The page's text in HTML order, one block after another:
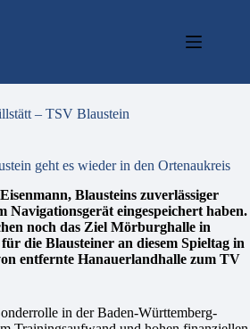
– TSV Blaustein
geht es wieder in den Ortenaukreis
Blausteins zuverlässiger
Navigationsgerät eingespeichert haben.
noch das Ziel Mörburghalle in
die Blausteiner an diesem Spieltag in
entfernte Hanauerlandhalle zum TV
in der Baden-Württemberg-